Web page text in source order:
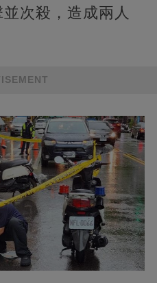
次殺，造成兩人